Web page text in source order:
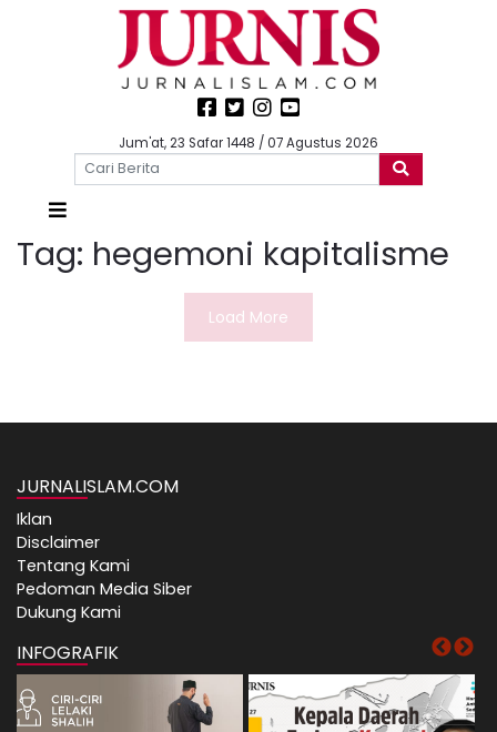
Jum'at, 23 Safar 1448 / 07 Agustus 2026
Tag: hegemoni kapitalisme
Load More
JURNALISLAM.COM
Iklan
Disclaimer
Tentang Kami
Pedoman Media Siber
Dukung Kami
INFOGRAFIK